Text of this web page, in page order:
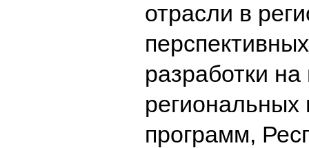
отрасли в
разработки
региональных
программ,